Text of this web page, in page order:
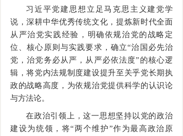
习近平党建思想立足马克思主义建党学
说，深耕中华优秀传统文化，提炼新时代全面
从严治党实践经验，明确依规治党的战略定
位、核心原则与实践要求，确立“治国必先治
党，治党务必从严，从严必依法度”的核心逻
辑，将党内法规制度建设提升至关乎党长期执
政的战略高度，为依规治党提供科学的认识论
与方法论。
在政治引领上，这一思想坚持以党的政治
建设为统领，将“两个维护”作为最高政治原